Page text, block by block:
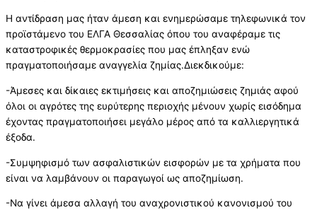
Η αντίδραση μας ήταν άμεση και ενημερώσαμε τηλεφωνικά τον
προϊστάμενο του ΕΛΓΑ Θεσσαλίας όπου του αναφέραμε τις
καταστροφικές θερμοκρασίες που μας έπληξαν ενώ
πραγματοποιήσαμε αναγγελία ζημίας.Διεκδικούμε:
-Άμεσες και δίκαιες εκτιμήσεις και αποζημιώσεις ζημιάς αφού
όλοι οι αγρότες της ευρύτερης περιοχής μένουν χωρίς εισόδημα
έχοντας πραγματοποιήσει μεγάλο μέρος από τα καλλιεργητικά
έξοδα.
-Συμψηφισμό των ασφαλιστικών εισφορών με τα χρήματα που
είναι να λαμβάνουν οι παραγωγοί ως αποζημίωση.
-Να γίνει άμεσα αλλαγή του αναχρονιστικού κανονισμού του